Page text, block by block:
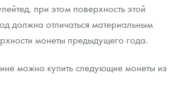
при этом поверхность этой
должна отличаться материальным
монеты предыдущего года.
можно купить следующие монеты из